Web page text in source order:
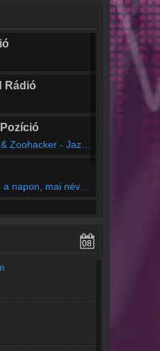
Rádió
- Jazz and Wine
mai névnap és időjárás
08
két órában.